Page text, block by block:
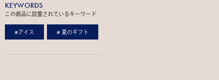
KEYWORDS
この商品に設置されているキーワード
#アイス # 夏のギフト